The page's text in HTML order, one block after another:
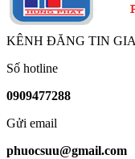
KÊNH ĐĂNG TIN
Số hotline
0909477288
Gửi email
phuocsuu@gmail.com